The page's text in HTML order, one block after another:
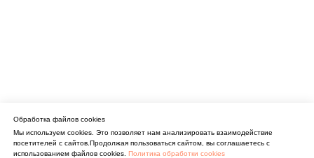
Обработка файлов cookies
Мы используем cookies. Это позволяет нам анализировать взаимодействие
посетителей с сайтов.Продолжая пользоваться сайтом, вы соглашаетесь с
использованием файлов cookies. Политика обработки cookies